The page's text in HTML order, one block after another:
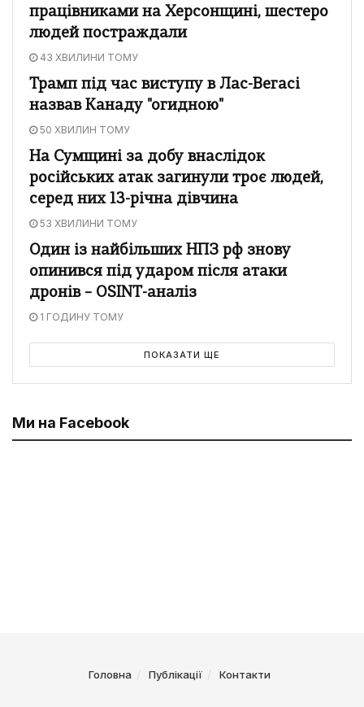
працівниками на Херсонщині, шестеро
людей постраждали
43 ХВИЛИНИ ТОМУ
Трамп під час виступу в Лас-Вегасі
назвав Канаду "огидною"
50 ХВИЛИН ТОМУ
На Сумщині за добу внаслідок
російських атак загинули троє людей,
серед них 13-річна дівчина
53 ХВИЛИНИ ТОМУ
Один із найбільших НПЗ рф знову
опинився під ударом після атаки
дронів – OSINT-аналіз
1 ГОДИНУ ТОМУ
ПОКАЗАТИ ЩЕ
Ми на Facebook
Головна Публікації Контакти